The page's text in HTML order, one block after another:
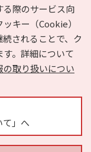
る際のサービス向
キー（Cookie）
されることで、ク
。詳細について
の取り扱いについ
て」へ
せ